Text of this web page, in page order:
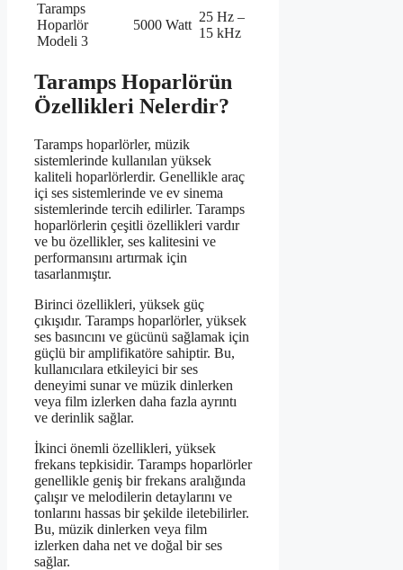
Taramps
Hoparlör
Modeli 3
5000 Watt
25 Hz –
15 kHz
Taramps Hoparlörün
Özellikleri Nelerdir?
Taramps hoparlörler, müzik
sistemlerinde kullanılan yüksek
kaliteli hoparlörlerdir. Genellikle araç
içi ses sistemlerinde ve ev sinema
sistemlerinde tercih edilirler. Taramps
hoparlörlerin çeşitli özellikleri vardır
ve bu özellikler, ses kalitesini ve
performansını artırmak için
tasarlanmıştır.
Birinci özellikleri, yüksek güç
çıkışıdır. Taramps hoparlörler, yüksek
ses basıncını ve gücünü sağlamak için
güçlü bir amplifikatöre sahiptir. Bu,
kullanıcılara etkileyici bir ses
deneyimi sunar ve müzik dinlerken
veya film izlerken daha fazla ayrıntı
ve derinlik sağlar.
İkinci önemli özellikleri, yüksek
frekans tepkisidir. Taramps hoparlörler
genellikle geniş bir frekans aralığında
çalışır ve melodilerin detaylarını ve
tonlarını hassas bir şekilde iletebilirler.
Bu, müzik dinlerken veya film
izlerken daha net ve doğal bir ses
sağlar.